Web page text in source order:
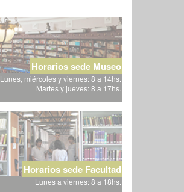
Horarios sede Museo
Lunes, miércoles y viernes: 8 a 14hs.
Martes y jueves: 8 a 17hs.
Horarios sede Facultad
Lunes a viernes: 8 a 18hs.